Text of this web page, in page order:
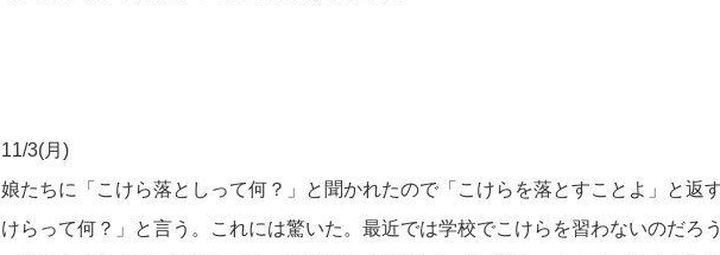
11/3(月)
娘たちに「こけら落としって何？」と聞かれたので「こけらを落とすことよ」と返
けらって何？」と言う。これには驚いた。最近では学校でこけらを習わないのだろ